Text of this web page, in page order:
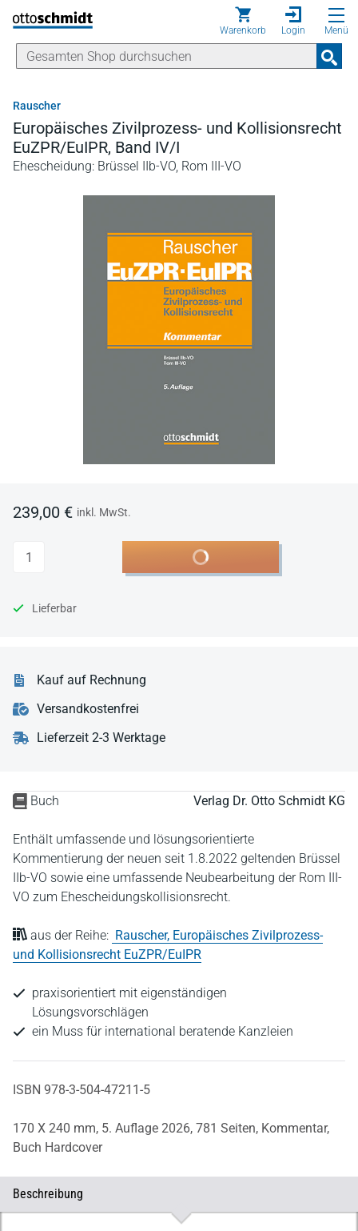
Direkt zum Inhalt
Warenkorb Login Menü
Rauscher
Europäisches Zivilprozess- und Kollisionsrecht
EuZPR/EuIPR, Band IV/I
Ehescheidung: Brüssel IIb-VO, Rom III-VO
Buch Verlag Dr. Otto Schmidt KG
Enthält umfassende und lösungsorientierte
Kommentierung der neuen seit 1.8.2022 geltenden Brüssel
IIb-VO sowie eine umfassende Neubearbeitung der Rom III-
VO zum Ehescheidungskollisionsrecht.
aus der Reihe: Rauscher, Europäisches Zivilprozess-
und Kollisionsrecht EuZPR/EuIPR
praxisorientiert mit eigenständigen
Lösungsvorschlägen
ein Muss für international beratende Kanzleien
ISBN 978-3-504-47211-5
170 X 240 mm, 5. Auflage 2026, 781 Seiten, Kommentar,
Buch Hardcover
239,00 € inkl. MwSt.
Anzahl In den Warenkorb
Lieferbar
Kauf auf Rechnung
Versandkostenfrei
Lieferzeit 2-3 Werktage
Beschreibung